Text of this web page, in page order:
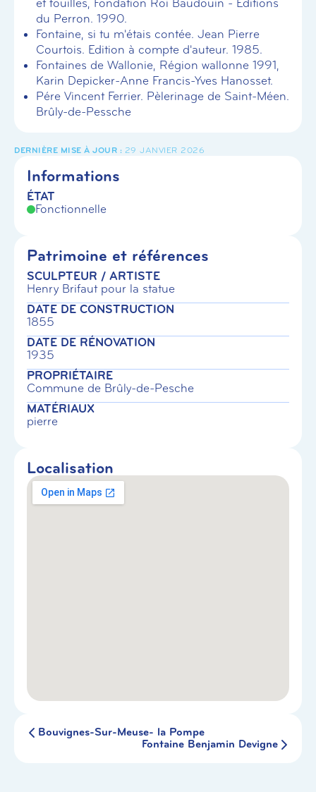
et fouilles, Fondation Roi Baudouin - Editions
du Perron. 1990.
Fontaine, si tu m'étais contée. Jean Pierre
Courtois. Edition à compte d'auteur. 1985.
Fontaines de Wallonie, Région wallonne 1991,
Karin Depicker-Anne Francis-Yves Hanosset.
Pére Vincent Ferrier. Pèlerinage de Saint-Méen.
Brûly-de-Pessche
29 JANVIER 2026
Informations
ÉTAT
Fonctionnelle
Patrimoine et références
SCULPTEUR / ARTISTE
Henry Brifaut pour la statue
DATE DE CONSTRUCTION
1855
DATE DE RÉNOVATION
1935
PROPRIÉTAIRE
Commune de Brûly-de-Pesche
MATÉRIAUX
pierre
Localisation
Bouvignes-Sur-Meuse- la Pompe
Fontaine Benjamin Devigne